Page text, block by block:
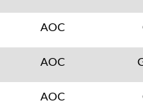
AOC
AOC
AOC